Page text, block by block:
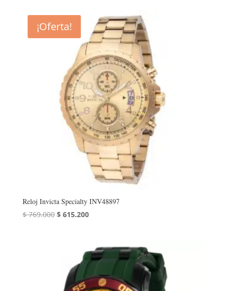
era:
$ 777.000.
$ 621.600.
¡Oferta!
Reloj Invicta Specialty INV48897
$769.000 El
$ 769.000.
$615.200El
es:
$ 615.200.